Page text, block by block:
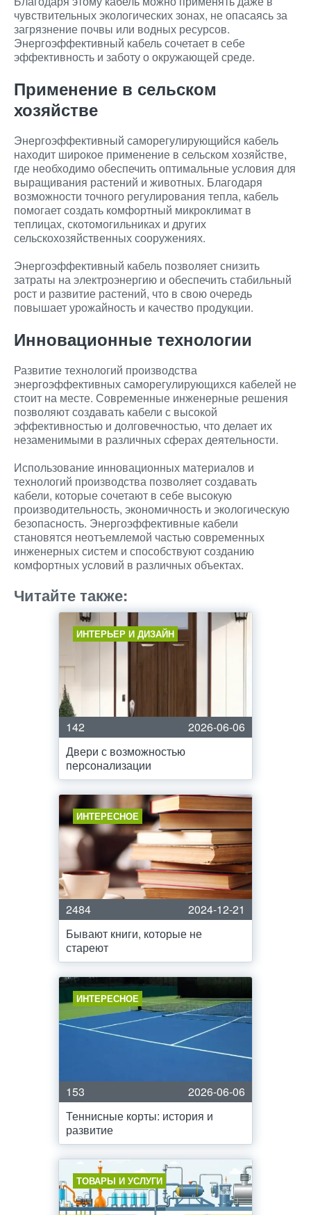
чувствительных экологических зонах, не опасаясь за
загрязнение почвы или водных ресурсов.
Энергоэффективный кабель сочетает в себе
эффективность и заботу о окружающей среде.
Применение в сельском
хозяйстве
Энергоэффективный саморегулирующийся кабель
находит широкое применение в сельском хозяйстве,
где необходимо обеспечить оптимальные условия для
выращивания растений и животных. Благодаря
возможности точного регулирования тепла, кабель
помогает создать комфортный микроклимат в
теплицах, скотомогильниках и других
сельскохозяйственных сооружениях.
Энергоэффективный кабель позволяет снизить
затраты на электроэнергию и обеспечить стабильный
рост и развитие растений, что в свою очередь
повышает урожайность и качество продукции.
Инновационные технологии
Развитие технологий производства
энергоэффективных саморегулирующихся кабелей не
стоит на месте. Современные инженерные решения
позволяют создавать кабели с высокой
эффективностью и долговечностью, что делает их
незаменимыми в различных сферах деятельности.
Использование инновационных материалов и
технологий производства позволяет создавать
кабели, которые сочетают в себе высокую
производительность, экономичность и экологическую
безопасность. Энергоэффективные кабели
становятся неотъемлемой частью современных
инженерных систем и способствуют созданию
комфортных условий в различных объектах.
Читайте также:
ИНТЕРЬЕР И ДИЗАЙН
142
2026-06-06
Двери с возможностью
персонализации
ИНТЕРЕСНОЕ
2484
2024-12-21
Бывают книги, которые не
стареют
ИНТЕРЕСНОЕ
153
2026-06-06
Теннисные корты: история и
развитие
ТОВАРЫ И УСЛУГИ